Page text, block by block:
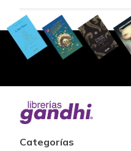
Categorías